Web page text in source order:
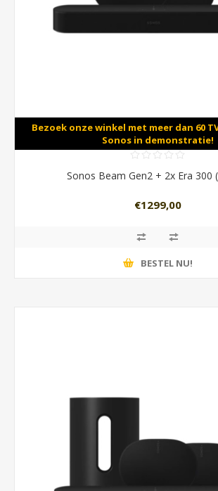
Bezoek onze winkel met meer dan 60
Sonos in demonstratie!
Sonos Beam Gen2 + 2x Era 300
€1299,00
BESTEL NU!